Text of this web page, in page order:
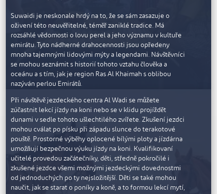
Suwaidi je neskonale hrdý na to, že se sám zasazuje o
oživení této neuvěřitelné, téměř zaniklé tradice. Má
rozsáhlé vědomosti o lovu perel a jeho významu v kultuře
emirátu. Tyto nádherné drahocennosti jsou opředeny
mnoha tajemnými lidovými mýty a legendami. Návštěvníci
se mohou seznámit s historií tohoto vztahu člověka a
oceánu a s tím, jak je region Ras Al Khaimah s oblibou
nazýván perlou Emirátů.
Prohlídka perlové farmy Suwaidi
Návštěvníci Ras Al Khaimah se mohou vydat na fascinující
cestu na palubě tradiční lodi lovců perel. Prohlídku začnete
v původní rybářské vesnici Al Rams, kde vám průvodce
vysvětlí význam mělkého zálivu a jeho ochranných
mangrovových porostů. Poví vám příběhy statečných
rybářů, vysvětlí techniky potápění, které kdysi praktikovali,
a představí vám různé nástroje, které používali, z tradiční
dřevěné truhly pro ukládání vybavení a úlovků zvané bish-
ušlechtilosti. Láska k arabským koním se v Ras Al Khaimah
datuje po staletí, kdy zde žili beduíni, kteří byli
talentovanými jezdci. Arabští koně jsou opěvováni v poezii,
zvěčněni v mýtech, zapsáni v náboženských knihách a jsou
proslulí svou vytrvalostí, silou a věrností. Tito krásní koně
jsou považováni za jedno z nejčistších plemen na světě.
Mají široké, ploché čelo, oduševnělé hnědé oči, široký,
mírně zahnutý nos, dlouhé vztyčené uši, štíhlý krk a
nádherně lesklou hřívu.
Při návštěvě jezdeckého centra Al Wadi se můžete
zúčastnit lekcí jízdy na koni nebo se v klidu projíždět
dunami v sedle tohoto ušlechtilého zvířete. Zkušení jezdci
mohou cválat po písku při západu slunce do terakotové
pouště. Prostorné výběhy oplocené bílými ploty a jízdárna
umožňují bezpečnou výuku jízdy na koni. Kvalifikovaní
učitelé provedou začátečníky, děti, středně pokročilé i
zkušené jezdce všemi možnými jezdeckými dovednostmi
od jednoduchých po ty nejsložitější. Děti se také mohou
naučit, jak se starat o poníky a koně, a to formou lekcí mytí,